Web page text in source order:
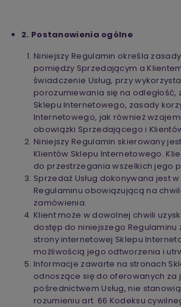
2. Postanowienia ogólne
Niniejszy Regulamin określa
pomiędzy Sprzedającym a
świadczenie Usług, przy
porozumiewania się na
Sklepu Internetowego, zasady
Internetowego, jak również
obowiązki Sprzedającego i
Niniejszy Regulamin skierowany
Klientów Sklepu Internetowego.
do przestrzegania wszelkich jego
Sprzedaż Usług dokonywana jest
Regulaminu obowiązującą na
zamówienia.
Klient może w dowolnej chwili
dostęp do niniejszego
strony internetowej Sklepu
możliwością jego odtworzenia i
Informacje zawarte na stronach
odnoszące się do oferowanych za
pośrednictwem Usług, nie
rozumieniu art. 66 Kodeksu